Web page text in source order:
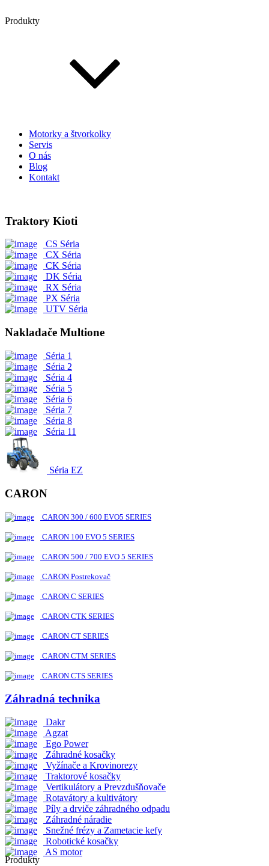
Produkty
Motorky a štvorkolky
Servis
O nás
Blog
Kontakt
Traktory Kioti
CS Séria
CX Séria
CK Séria
DK Séria
RX Séria
PX Séria
UTV Séria
Nakladače Multione
Séria 1
Séria 2
Séria 4
Séria 5
Séria 6
Séria 7
Séria 8
Séria 11
Séria EZ
CARON
CARON 300 / 600 EVO5 SERIES
CARON 100 EVO 5 SERIES
CARON 500 / 700 EVO 5 SERIES
CARON Postrekovač
CARON C SERIES
CARON CTK SERIES
CARON CT SERIES
CARON CTM SERIES
CARON CTS SERIES
Záhradná technika
Dakr
Agzat
Ego Power
Záhradné kosačky
Vyžínače a Krovinorezy
Traktorové kosačky
Vertikulátory a Prevzdušňovače
Rotavátory a kultivátory
Píly a drviče záhradného odpadu
Záhradné náradie
Snežné frézy a Zametacie kefy
Robotické kosačky
AS motor
Produkty